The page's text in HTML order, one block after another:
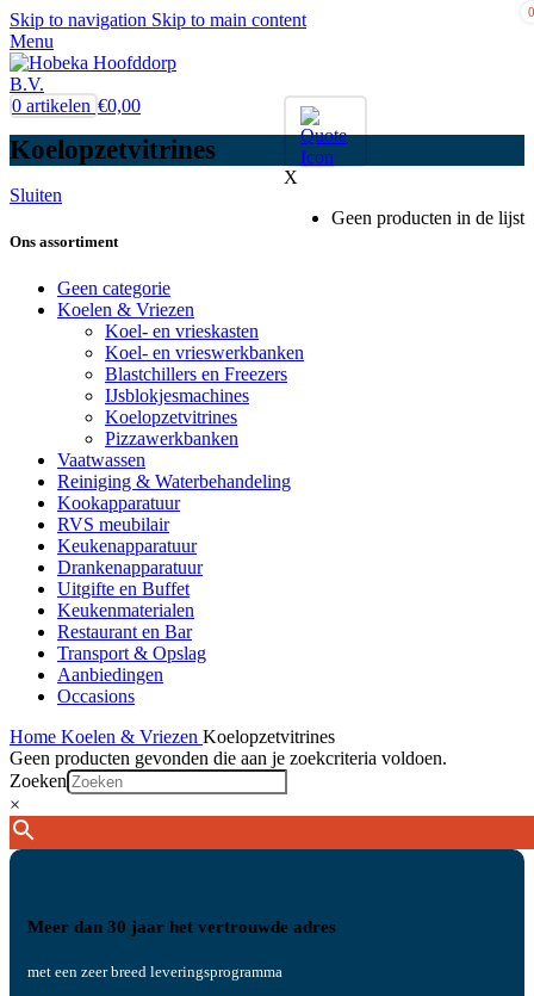
Skip to navigation Skip to main content
Menu
0
X
Geen producten in de lijst
0 artikelen €0,00
Koelopzetvitrines
Sluiten
Ons assortiment
Geen categorie
Koelen & Vriezen
Koel- en vrieskasten
Koel- en vrieswerkbanken
Blastchillers en Freezers
IJsblokjesmachines
Koelopzetvitrines
Pizzawerkbanken
Vaatwassen
Reiniging & Waterbehandeling
Kookapparatuur
RVS meubilair
Keukenapparatuur
Drankenapparatuur
Uitgifte en Buffet
Keukenmaterialen
Restaurant en Bar
Transport & Opslag
Aanbiedingen
Occasions
Home Koelen & Vriezen Koelopzetvitrines
Geen producten gevonden die aan je zoekcriteria voldoen.
Zoeken
×
Meer dan 30 jaar het vertrouwde adres
met een zeer breed leveringsprogramma